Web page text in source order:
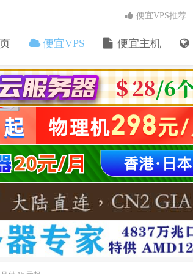
便宜VPS 便宜主机
便宜VPS推荐